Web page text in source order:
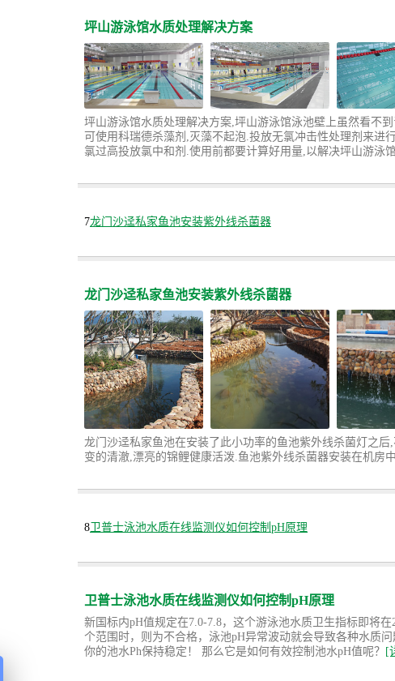
坪山游泳馆水质处理解决方案
坪山游泳馆水质处理解决方案,坪山游泳馆泳池壁上虽然看不
可使用科瑞德杀藻剂,灭藻不起泡.投放无氯冲击性处理剂来进
氯过高投放氯中和剂.使用前都要计算好用量,以解决坪山游泳
7龙门沙迳私家鱼池安装紫外线杀菌器
龙门沙迳私家鱼池安装紫外线杀菌器
龙门沙迳私家鱼池在安装了此小功率的鱼池紫外线杀菌灯之
变的清澈,漂亮的锦鲤健康活泼.鱼池紫外线杀菌器安装在机房
8 卫普士泳池水质在线监测仪如何控制pH原理
卫普士泳池水质在线监测仪如何控制pH原理
新国标内pH值规定在7.0-7.8，这个游泳池水质卫生指标即将
个范围时，则为不合格，泳池pH异常波动就会导致各种水质
你的池水Ph保持稳定！ 那么它是如何有效控制池水pH值呢？ [